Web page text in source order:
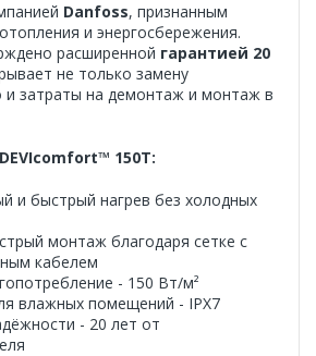
Danfoss, признанным
и энергосбережения.
расширенной гарантией 20
не только замену
и затраты на демонтаж и монтаж в
150T:
и быстрый нагрев без холодных
монтаж благодаря сетке с
кабелем
- 150 Вт/м²
влажных помещений - IPX7
- 20 лет от